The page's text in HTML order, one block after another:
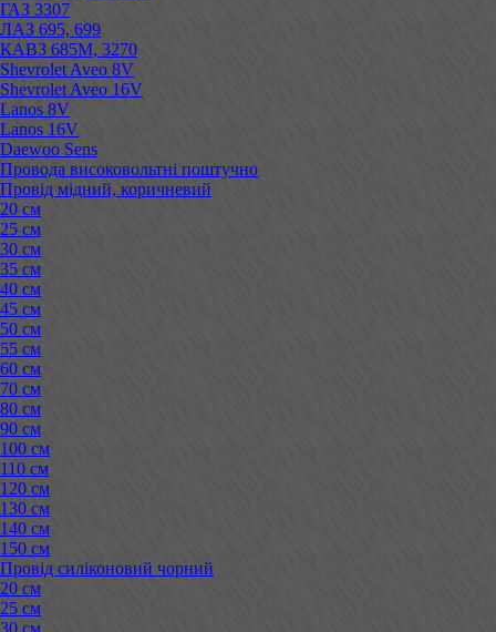
ГАЗ 3307
ЛАЗ 695, 699
КАВЗ 685М, 3270
Shevrolet Aveo 8V
Shevrolet Aveo 16V
Lanos 8V
Lanos 16V
Daewoo Sens
Провода високовольтні поштучно
Провід мідний, коричневий
20 см
25 см
30 см
35 см
40 см
45 см
50 см
55 см
60 см
70 см
80 см
90 см
100 см
110 см
120 см
130 см
140 см
150 см
Провід силіконовий чорний
20 см
25 см
30 см